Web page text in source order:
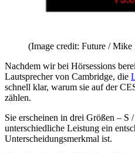
(Image credit: Future /
Nachdem wir bei Hörsessions
Lautsprecher von Cambridge, die
schnell klar, warum sie auf der
zählen.
Sie erscheinen in drei Größen –
unterschiedliche Leistung ein
Unterscheidungsmerkmal ist.